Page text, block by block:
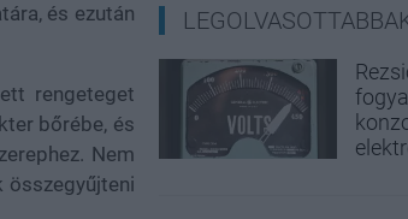
és ezután
rengeteget
bőrébe, és
Nem
összegyűjteni